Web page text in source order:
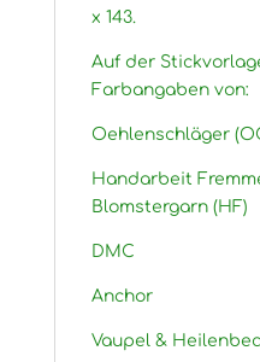
x 143.
Auf der
Farbangaben von:
Oehlenschläger
Handarbeit
Blomstergarn (HF)
DMC
Anchor
Vaupel &